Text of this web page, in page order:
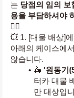
는 당점의 임의 보
용을 부담하셔야
🙇‍♂️
💥 1. [대물 배상]
아래의 케이스에
않습니다.
🛵 '원동기
터카 대물
만 대상입